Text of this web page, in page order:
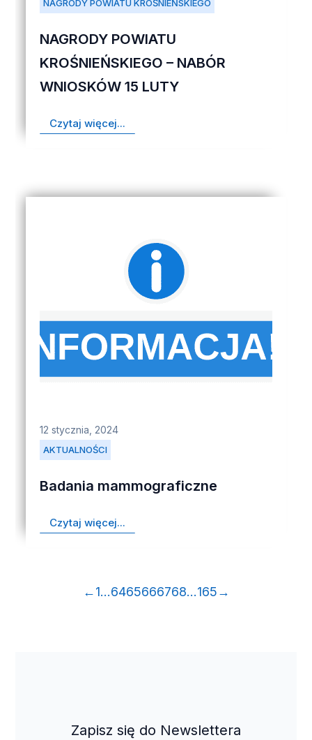
NAGRODY POWIATU KROŚNIEŃSKIEGO
NAGRODY POWIATU
KROŚNIEŃSKIEGO – NABÓR
WNIOSKÓW 15 LUTY
Czytaj więcej...
AKTUALNOŚCI
12 stycznia, 2024
Badania mammograficzne
Czytaj więcej...
←1…6465666768…165→
Zapisz się do Newslettera